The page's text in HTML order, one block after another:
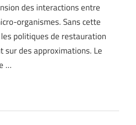
des interactions entre
organismes. Sans cette
politiques de restauration
sur des approximations. Le
…